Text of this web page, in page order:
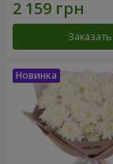
Заказать